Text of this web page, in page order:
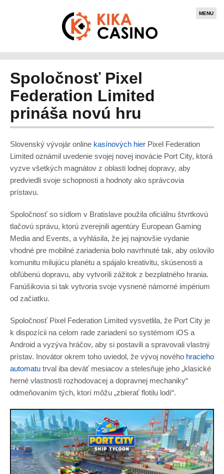
MENU
Spoločnosť Pixel
Federation Limited
prináša novú hru
Slovenský vývojár online kasínových hier Pixel Federation
Limited oznámil uvedenie svojej novej inovácie Port City, ktorá
vyzve všetkých magnátov z oblasti lodnej dopravy, aby
predviedli svoje schopnosti a hodnoty ako správcovia
prístavu.
Spoločnosť so sídlom v Bratislave použila oficiálnu štvrtkovú
tlačovú správu, ktorú zverejnili agentúry European Gaming
Media and Events, a vyhlásila, že jej najnovšie vydanie
vhodné pre mobilné zariadenia bolo navrhnuté tak, aby oslovilo
komunitu milujúcu planétu a spájalo kreativitu, skúsenosti a
obľúbenú dopravu, aby vytvorili zážitok z bezplatného hrania.
Fanúšikovia si tak vytvoria svoje vysnené námorné impérium
od začiatku.
Spoločnosť Pixel Federation Limited vysvetlila, že Port City je
k dispozícii na celom rade zariadení so systémom iOS a
Android a vyzýva hráčov, aby si postavili a spravovali vlastný
prístav. Inovátor okrem toho uviedol, že vývoj nového hracieho
automatu trval iba deväť mesiacov a stelesňuje jeho „klasické
herné vlastnosti rozhodovacej a dopravnej mechaniky“
odmeňovaním tých, ktorí môžu „zbierať flotilu lodí“.